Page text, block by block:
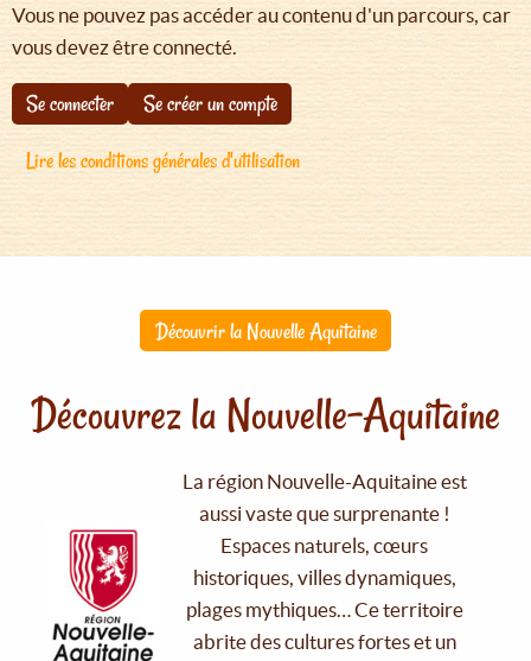
Vous ne pouvez pas accéder au contenu d'un parcours, car
vous devez être connecté.
Se connecter
Se créer un compte
Lire les conditions générales d'utilisation
Découvrir la Nouvelle Aquitaine
Découvrez la Nouvelle-Aquitaine
La région Nouvelle-Aquitaine est
aussi vaste que surprenante !
Espaces naturels, cœurs
historiques, villes dynamiques,
plages mythiques… Ce territoire
abrite des cultures fortes et un